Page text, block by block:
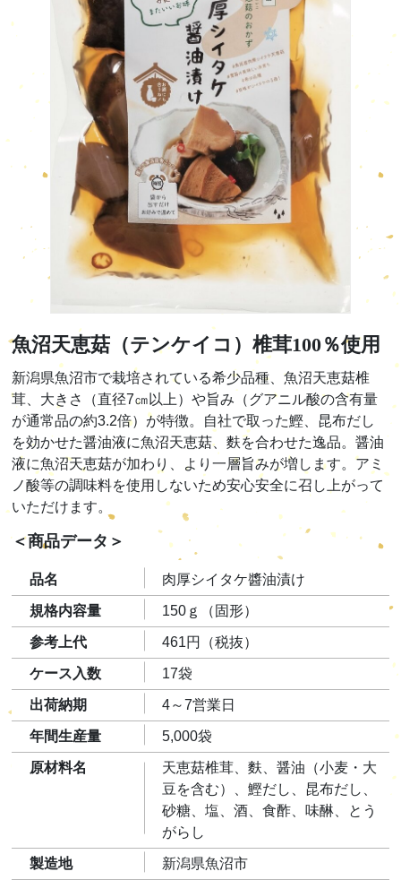
魚沼天恵菇（テンケイコ）椎茸100％使用
新潟県魚沼市で栽培されている希少品種、魚沼天恵菇椎
茸、大きさ（直径7㎝以上）や旨み（グアニル酸の含有量
が通常品の約3.2倍）が特徴。自社で取った鰹、昆布だし
を効かせた醤油液に魚沼天恵菇、麩を合わせた逸品。醤油
液に魚沼天恵菇が加わり、より一層旨みが増します。アミ
ノ酸等の調味料を使用しないため安心安全に召し上がって
いただけます。
＜商品データ＞
品名 肉厚シイタケ醬油漬け
規格内容量 150ｇ（固形）
参考上代 461円（税抜）
ケース入数 17袋
出荷納期 4～7営業日
年間生産量 5,000袋
原材料名
天恵菇椎茸、麩、醤油（小麦・大
豆を含む）、鰹だし、昆布だし、
砂糖、塩、酒、食酢、味醂、とう
がらし
製造地 新潟県魚沼市